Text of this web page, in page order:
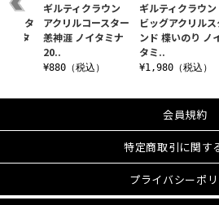
ギルティクラウン
ビッグアクリルス
ンド 楪いのり ノ
タミ..
¥1,980（税込）
ウン
ルスタ
イタ
ギルティクラウン
アクリルコースター
恙神涯 ノイタミナ
20..
¥880（税込）
会員規約
特定商取引に関す
プライバシーポ